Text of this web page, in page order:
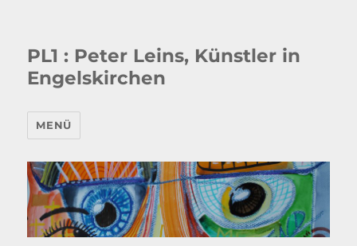
PL1 : Peter Leins, Künstler in
Engelskirchen
MENÜ